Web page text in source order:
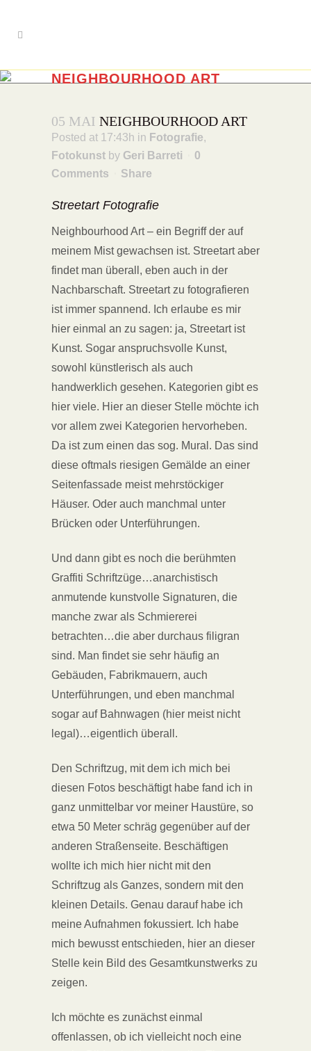
NEIGHBOURHOOD ART
05 MAI NEIGHBOURHOOD ART
Posted at 17:43h in Fotografie,
Fotokunst by Geri Barreti
0
Comments
Share
Streetart Fotografie
Neighbourhood Art – ein Begriff der auf
meinem Mist gewachsen ist. Streetart aber
findet man überall, eben auch in der
Nachbarschaft. Streetart zu fotografieren
ist immer spannend. Ich erlaube es mir
hier einmal an zu sagen: ja, Streetart ist
Kunst. Sogar anspruchsvolle Kunst,
sowohl künstlerisch als auch
handwerklich gesehen. Kategorien gibt es
hier viele. Hier an dieser Stelle möchte ich
vor allem zwei Kategorien hervorheben.
Da ist zum einen das sog. Mural. Das sind
diese oftmals riesigen Gemälde an einer
Seitenfassade meist mehrstöckiger
Häuser. Oder auch manchmal unter
Brücken oder Unterführungen.
Und dann gibt es noch die berühmten
Graffiti Schriftzüge…anarchistisch
anmutende kunstvolle Signaturen, die
manche zwar als Schmiererei
betrachten…die aber durchaus filigran
sind. Man findet sie sehr häufig an
Gebäuden, Fabrikmauern, auch
Unterführungen, und eben manchmal
sogar auf Bahnwagen (hier meist nicht
legal)…eigentlich überall.
Den Schriftzug, mit dem ich mich bei
diesen Fotos beschäftigt habe fand ich in
ganz unmittelbar vor meiner Haustüre, so
etwa 50 Meter schräg gegenüber auf der
anderen Straßenseite. Beschäftigen
wollte ich mich hier nicht mit den
Schriftzug als Ganzes, sondern mit den
kleinen Details. Genau darauf habe ich
meine Aufnahmen fokussiert. Ich habe
mich bewusst entschieden, hier an dieser
Stelle kein Bild des Gesamtkunstwerks zu
zeigen.
Ich möchte es zunächst einmal
offenlassen, ob ich vielleicht noch eine